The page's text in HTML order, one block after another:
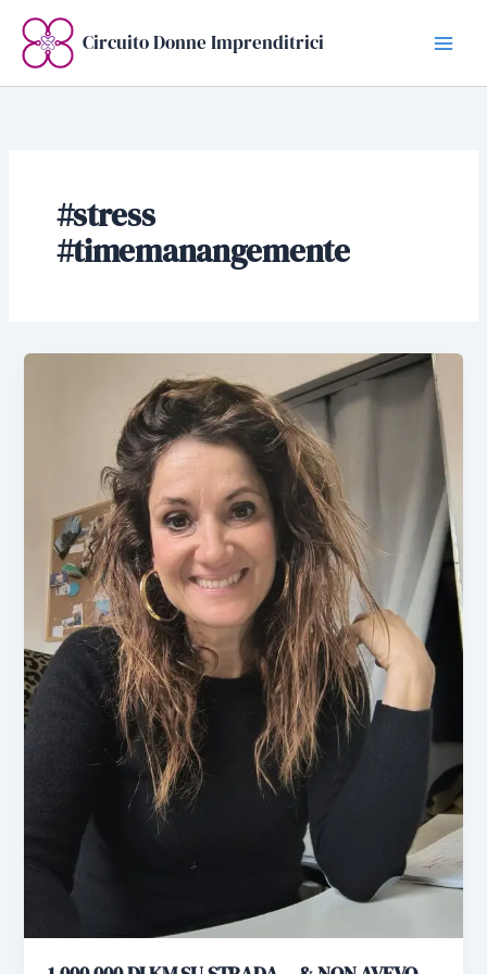
contenuto
Circuito Donne Imprenditrici
#stress
#timemanangemente